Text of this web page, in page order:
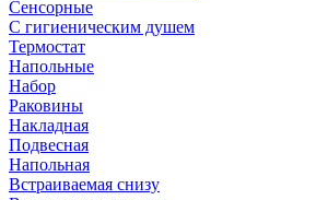
Сенсорные
С гигиеническим душем
Термостат
Напольные
Набор
Раковины
Накладная
Подвесная
Напольная
Встраиваемая снизу